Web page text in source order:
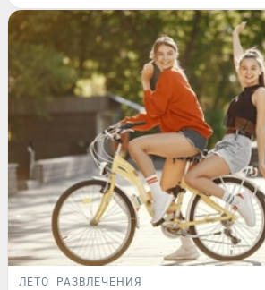
ЛЕТО РАЗВЛЕЧЕНИЯ